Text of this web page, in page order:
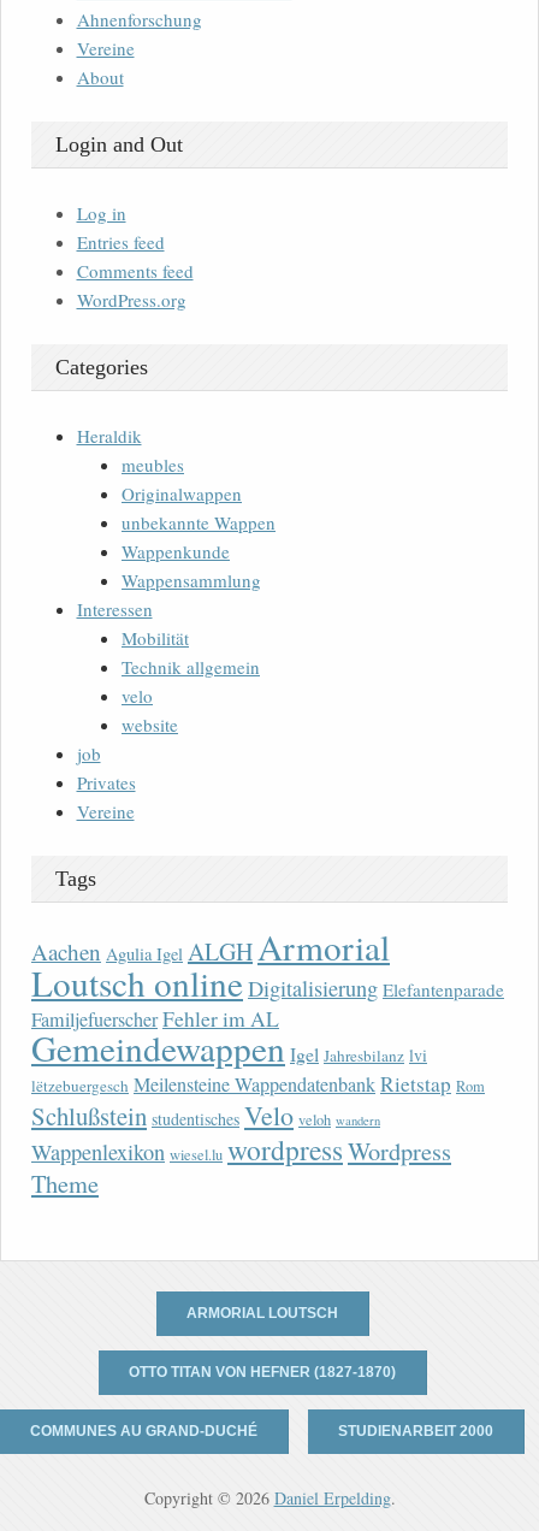
Ahnenforschung
Vereine
About
Login and Out
Log in
Entries feed
Comments feed
WordPress.org
Categories
Heraldik
meubles
Originalwappen
unbekannte Wappen
Wappenkunde
Wappensammlung
Interessen
Mobilität
Technik allgemein
velo
website
job
Privates
Vereine
Tags
Aachen Agulia Igel ALGHArmorial
Loutsch onlineDigitalisierung Elefantenparade
FamiljefuerscherFehler im AL
Gemeindewappen Igel Jahresbilanz lvi
lëtzebuergesch Meilensteine WappendatenbankRietstap Rom
Schlußstein studentisches Velo veloh wandern
Wappenlexikon wiesel.lu wordpressWordpress
Theme
ARMORIAL LOUTSCH
OTTO TITAN VON HEFNER (1827-1870)
COMMUNES AU GRAND-DUCHÉ STUDIENARBEIT 2000
Copyright © 2026 Daniel Erpelding.